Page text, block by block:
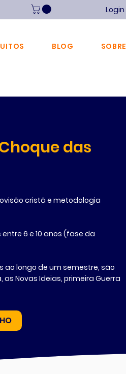
Login
BLOG SOBRE
das
cristã e metodologia
6 e 10 anos (fase da
longo de um semestre, são
as Novas Ideias, primeira Guerra